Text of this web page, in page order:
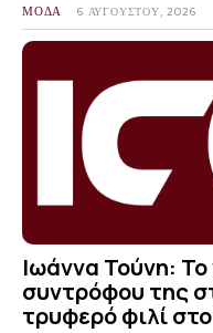
ΜΟΔΑ 6 ΑΥΓΟΎΣΤΟΥ, 2026
Ιωάννα Τούνη:
συντρόφου της
τρυφερό φιλί